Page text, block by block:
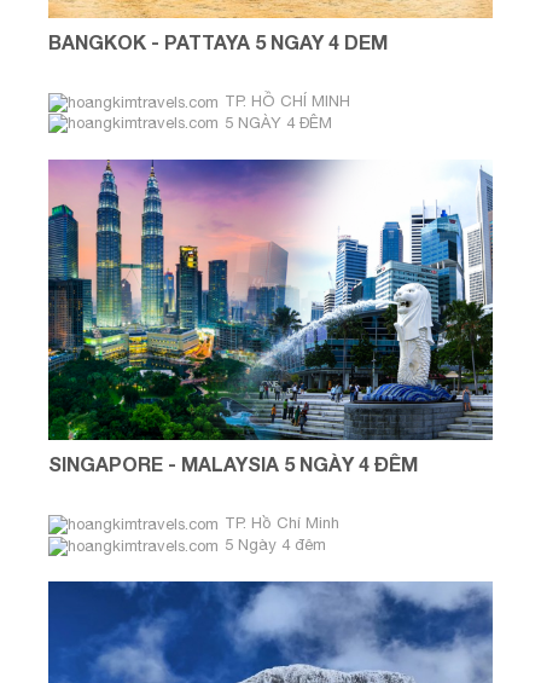
BANGKOK - PATTAYA 5 NGAY 4 DEM
TP. HỒ CHÍ MINH
5 NGÀY 4 ĐÊM
SINGAPORE - MALAYSIA 5 NGÀY 4 ĐÊM
TP. Hồ Chí Minh
5 Ngày 4 đêm